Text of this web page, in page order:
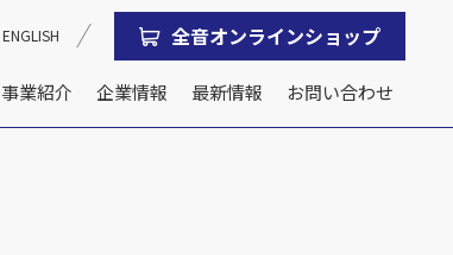
事業紹介 企業情報 最新情報 お問い合わせ
ENGLISH 全音オンラインショップ